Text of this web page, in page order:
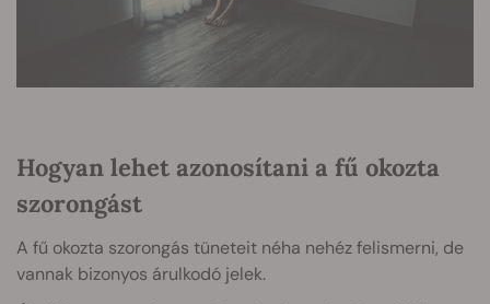
Hogyan lehet azonosítani a fű okozta
szorongást
A fű okozta szorongás tüneteit néha nehéz felismerni, de
vannak bizonyos árulkodó jelek.